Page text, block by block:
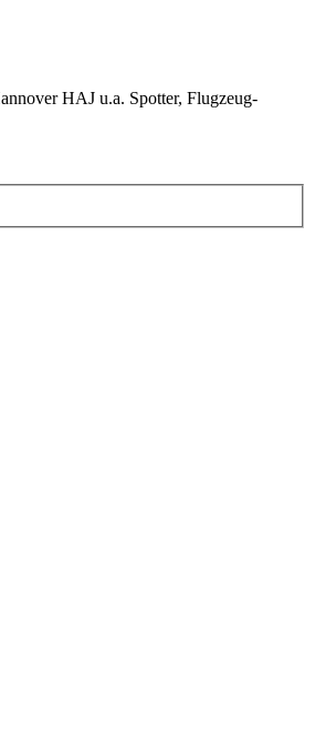
HAJ u.a. Spotter, Flugzeug-